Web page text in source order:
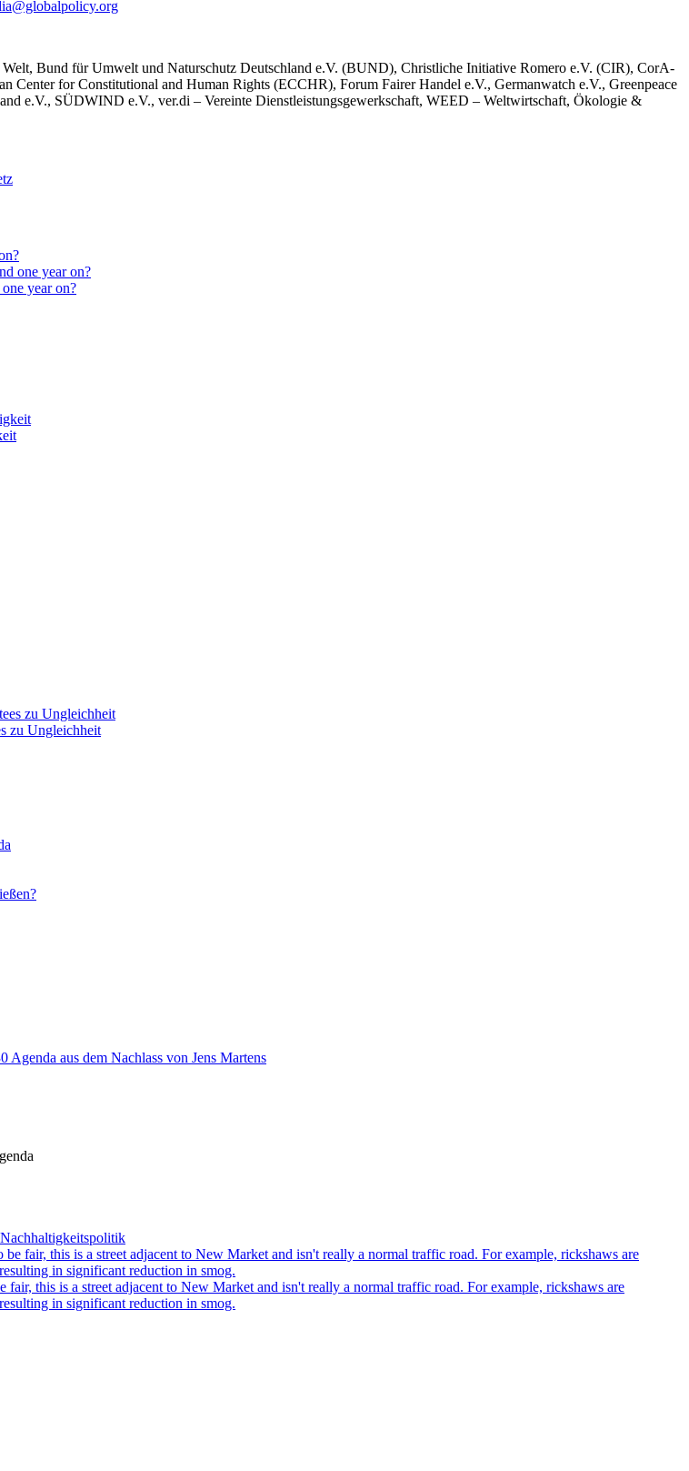
Bund für Umwelt und Naturschutz Deutschland e.V. (BUND), Christliche Initiative Romero e.V. (CIR), CorA-
for Constitutional and Human Rights (ECCHR), Forum Fairer Handel e.V., Germanwatch e.V., Greenpeace
e.V., SÜDWIND e.V., ver.di – Vereinte Dienstleistungsgewerkschaft, WEED – Weltwirtschaft, Ökologie &
year on?
zu Ungleichheit
aus dem Nachlass von Jens Martens
this is a street adjacent to New Market and isn't really a normal traffic road. For example, rickshaws are
in significant reduction in smog.